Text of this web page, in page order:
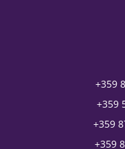
+359
+359
+359
+359